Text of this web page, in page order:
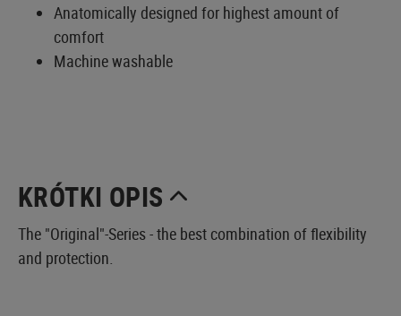
Anatomically designed for highest amount of
comfort
Machine washable
KRÓTKI OPIS
The "Original"-Series - the best combination of flexibility
and protection.